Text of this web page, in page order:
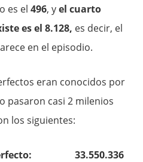
es el496, yel cuarto
es el 8.128, es decir, el
en el episodio.
eran conocidos por
pasaron casi 2 milenios
los siguientes:
33.550.336